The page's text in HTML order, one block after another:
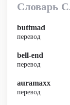
Словарь
buttmad
перевод
bell-end
перевод
auramaxx
перевод